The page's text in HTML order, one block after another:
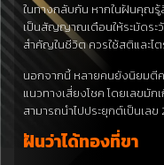
ในทางกลับกัน หากในฝันคุณรู้
เป็นสัญญาณเตือนให้ระมัดระ
สำคัญในชีวิต ควรใช้สติและไ
นอกจากนี้ หลายคนยังนิยมตีค
แนวทางเสี่ยงโชค โดยเลขมั
สามารถนำไปประยุกต์เป็นเล
ฝันว่าได้ทองที่ขา